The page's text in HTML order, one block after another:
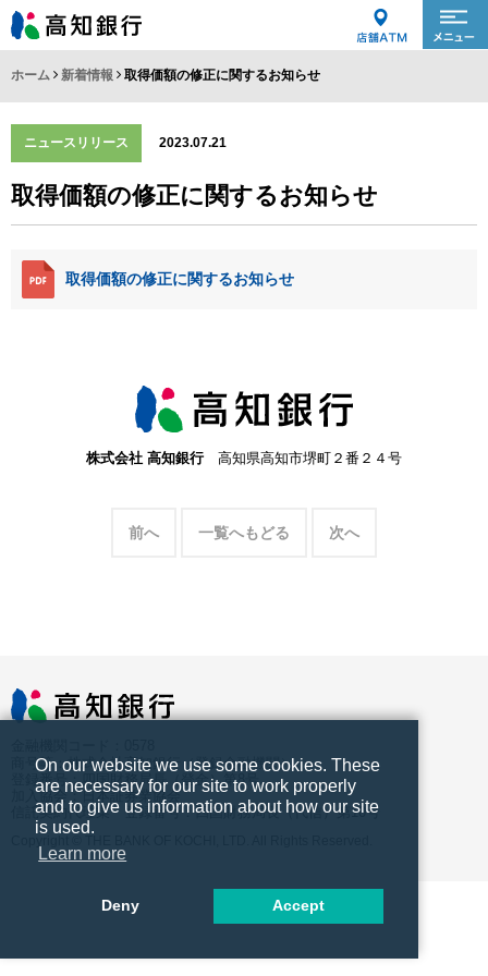
ホーム 新着情報 取得価額の修正に関するお知らせ
ニュースリリース 2023.07.21
取得価額の修正に関するお知らせ
取得価額の修正に関するお知らせ
株式会社 高知銀行高知県高知市堺町２番２４号
前へ 一覧へもどる 次へ
商号等：株式会社高知銀行（登録金融機関）
登録番号：四国財務局長（登金）第8号
加入協会：日本証券業協会
信託契約代理業 登録番号：四国財務局長（代信）第10号
On our website we use some cookies. These
are necessary for our site to work properly
and to give us information about how our site
is used.
Learn more
Deny Accept